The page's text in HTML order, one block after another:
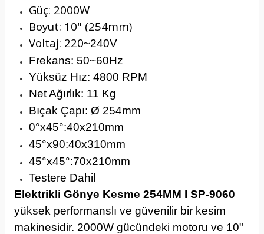
Güç: 2000W
Boyut: 10" (254mm)
Voltaj: 220~240V
Frekans: 50~60Hz
Yüksüz Hız: 4800 RPM
Net Ağırlık: 11 Kg
Bıçak Çapı: Ø 254mm
0°x45°:40x210mm
45°x90:40x310mm
45°x45°:70x210mm
Testere Dahil
Elektrikli Gönye Kesme 254MM I SP-9060
yüksek performanslı ve güvenilir bir kesim
makinesidir. 2000W gücündeki motoru ve 10"